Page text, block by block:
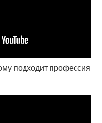
подходит профессия